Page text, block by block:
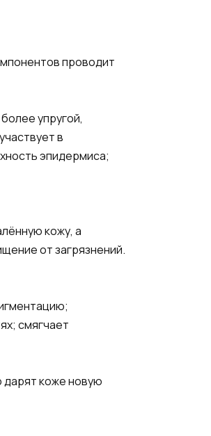
проводит
упругой,
в
эпидермиса;
кожу, а
от загрязнений.
смягчает
дарят коже новую